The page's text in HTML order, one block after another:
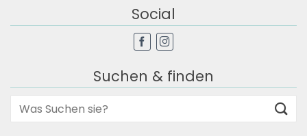
Social
Suchen & finden